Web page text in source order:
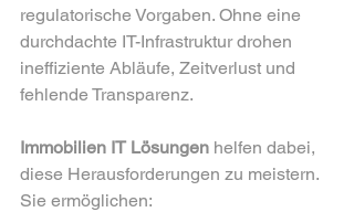
regulatorische Vorgaben. Ohne eine
durchdachte IT-Infrastruktur drohen
ineffiziente Abläufe, Zeitverlust und
fehlende Transparenz.
Immobilien IT Lösungen helfen dabei,
diese Herausforderungen zu meistern.
Sie ermöglichen: